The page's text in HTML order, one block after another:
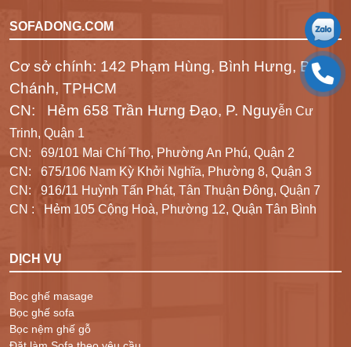
SOFADONG.COM
Cơ sở chính: 142 Phạm Hùng, Bình Hưng, Bình
Chánh, TPHCM
CN: Hẻm 658 Trần Hưng Đạo, P. Nguyễn Cư
Trinh, Quận 1
CN: 69/101 Mai Chí Thọ, Phường An Phú, Quận 2
CN: 675/106 Nam Kỳ Khởi Nghĩa, Phường 8, Quận 3
CN: 916/11 Huỳnh Tấn Phát, Tân Thuận Đông, Quận 7
CN : Hẻm 105 Cộng Hoà, Phường 12, Quận Tân Bình
DỊCH VỤ
Bọc ghế masage
Bọc ghế sofa
Bọc nệm ghế gỗ